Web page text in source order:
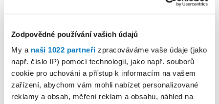
Zodpovědné používání vašich údajů
My a naši 1022 partneři zpracováváme vaše údaje (jako
např. číslo IP) pomocí technologií, jako např. souborů
cookie pro uchování a přístup k informacím na vašem
zařízení, abychom vám mohli nabízet personalizované
reklamy a obsah, měření reklam a obsahu, náhled na